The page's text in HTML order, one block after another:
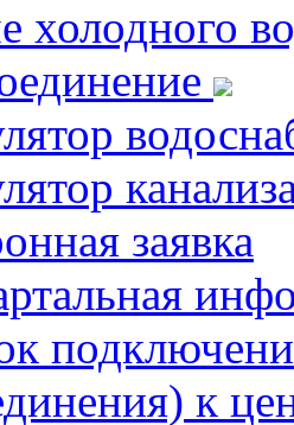
холодного
заявка
к